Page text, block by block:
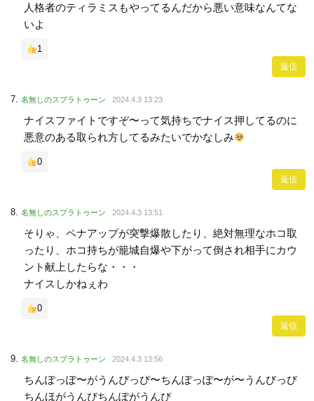
人格者のティラミスもやってるんだから悪い意味なんてな
いよ
1
返信
名無しのスプラトゥーン 2024.4.3 13:23
ナイスファイトですぞ〜って気持ちでナイス押してるのに
悪意のある取られ方してるみたいでかなしみ
0
返信
名無しのスプラトゥーン 2024.4.3 13:51
そりゃ、ペナアップが突撃爆散したり、絶対無理なホコ取
ったり、ホコ持ちが籠城自爆や下がって倒され相手にカウ
ント献上したらな・・・
ナイスしかねぇわ
0
返信
名無しのスプラトゥーン 2024.4.3 13:56
ちんぽっぽ〜がうんぴっぴ〜ちんぽっぽ〜が〜うんびっび
ちんほがうんぴちんぽがうんぴ